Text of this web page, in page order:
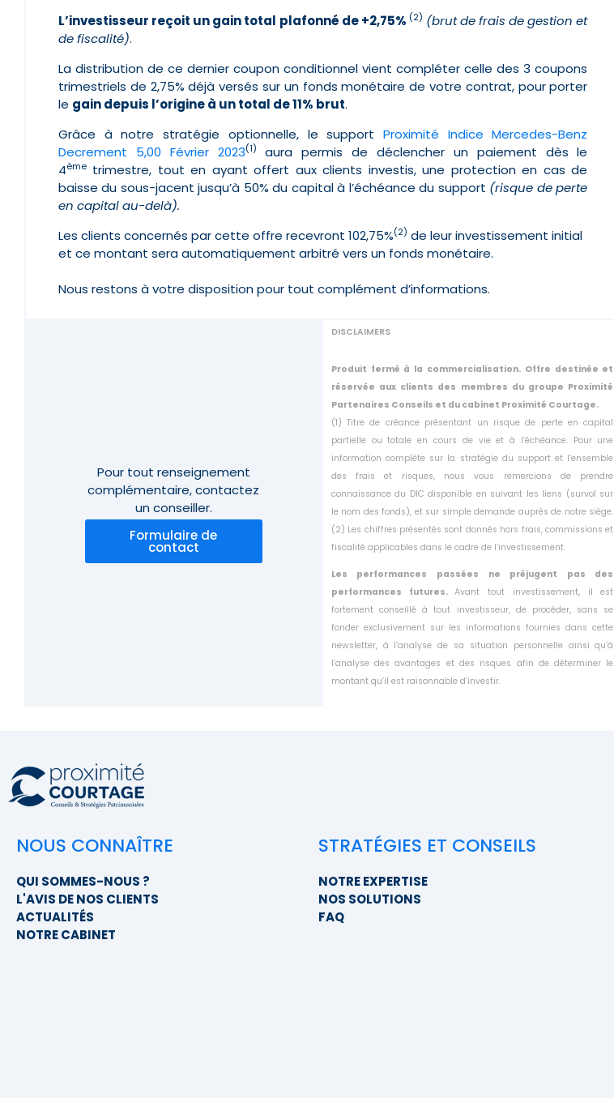
L’investisseur reçoit un gain total plafonné de +2,75% (2) (brut de frais de gestion et
de fiscalité).
La distribution de ce dernier coupon conditionnel vient compléter celle des 3 coupons
trimestriels de 2,75% déjà versés sur un fonds monétaire de votre contrat, pour porter
le gain depuis l’origine à un total de 11% brut.
Grâce à notre stratégie optionnelle, le supportProximité Indice Mercedes-Benz
Decrement 5,00 Février 2023(1)
aura permis de déclencher un paiement dès le
4ème trimestre, tout en ayant offert aux clients investis, une protection en cas de
baisse du sous-jacent jusqu’à 50% du capital à l’échéance du support (risque de perte
en capital au-delà).
Les clients concernés par cette offre recevront 102,75%(2) de leur investissement initial
et ce montant sera automatiquement arbitré vers un fonds monétaire.
Nous restons à votre disposition pour tout complément d’informations.
Pour tout renseignement
complémentaire,contactez
un conseiller.
Formulaire de
contact
DISCLAIMERS
Produit fermé à la commercialisation. Offre destinée et
réservée aux clients des membres du groupe Proximité
Partenaires Conseils et du cabinet Proximité Courtage.
(1) Titre de créance présentant un risque de perte en capital
partielle outotale en cours de vie et à l’échéance. Pour une
information complète sur la stratégie du support et l’ensemble
des frais et risques, nous vous remercionsde prendre
connaissance du DIC disponible en suivant les liens (survol sur
le nom des fonds), et sur simple demande auprès de notre siège.
(2) Les chiffres présentés sont donnés hors frais, commissions et
fiscalité applicables dans le cadre de l’investissement.
Les performances passées ne préjugent pas des
performances futures.Avant tout investissement, il est
fortement conseillé à tout investisseur, de procéder, sans se
fonder exclusivement sur les informations fournies danscette
newsletter, à l’analyse de sa situation personnelle ainsi qu’à
l’analyse desavantages et des risques afin de déterminer le
montant qu’il est raisonnable d’investir.
NOUS CONNAÎTRE
QUI SOMMES-NOUS ?
L'AVIS DE NOS CLIENTS
ACTUALITÉS
NOTRE CABINET
STRATÉGIES ET CONSEILS
NOTRE EXPERTISE
NOS SOLUTIONS
FAQ